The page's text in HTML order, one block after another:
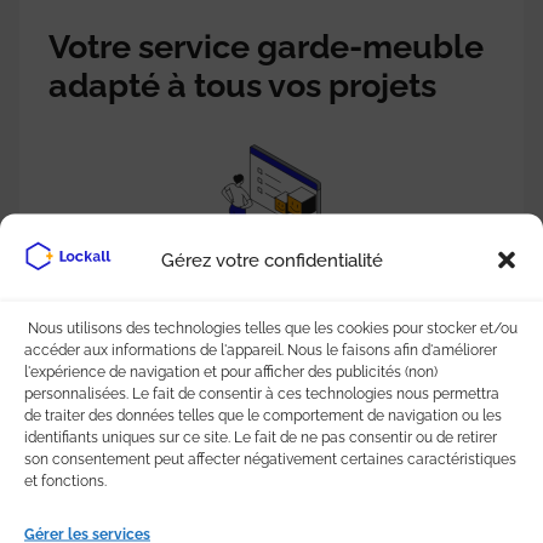
Gérez votre confidentialité
Nous utilisons des technologies telles que les cookies pour stocker et/ou
accéder aux informations de l'appareil. Nous le faisons afin d'améliorer
l'expérience de navigation et pour afficher des publicités (non)
personnalisées. Le fait de consentir à ces technologies nous permettra
de traiter des données telles que le comportement de navigation ou les
identifiants uniques sur ce site. Le fait de ne pas consentir ou de retirer
son consentement peut affecter négativement certaines caractéristiques
et fonctions.
Gérer les services
Votre service garde-meuble
adapté à tous vos projets
Une offre adapté à vos besoins
Box de stockage de 0,5 à 50 m2. Pas de frais
cachés, pas d'engagement et pas de dépôt de
garantie.